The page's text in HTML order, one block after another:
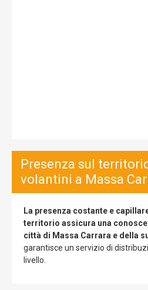
Presenza sul
volantini a Massa
La presenza costante e
territorio assicura una
città di Massa Carrara e della
garantisce un servizio di
livello.